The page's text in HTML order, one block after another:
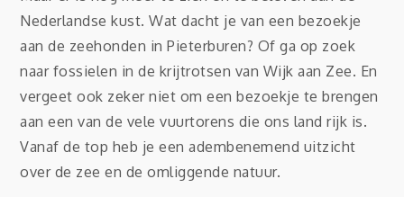
Nederlandse kust. Wat dacht je van een bezoekje
aan de zeehonden in Pieterburen? Of ga op zoek
naar fossielen in de krijtrotsen van Wijk aan Zee. En
vergeet ook zeker niet om een bezoekje te brengen
aan een van de vele vuurtorens die ons land rijk is.
Vanaf de top heb je een adembenemend uitzicht
over de zee en de omliggende natuur.